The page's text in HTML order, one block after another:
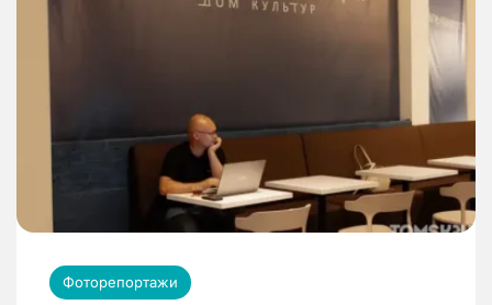
Фоторепортажи